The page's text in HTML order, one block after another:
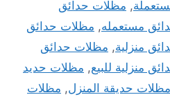
, مظلات حدائق
مستعمله, مظلات حدائق
منزلية, مظلات حدائق
منزلية للبيع, مظلات حديد
مظلات حديقة المنزل, مظلات